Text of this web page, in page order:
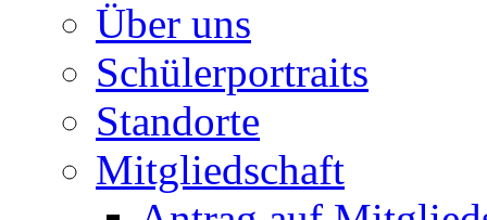
Über uns
Schülerportraits
Standorte
Mitgliedschaft